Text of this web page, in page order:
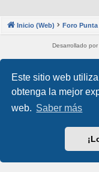
Este sitio web
obtenga la mejor
web. Saber más
Inicio (Web) Foro Punta
Desarrollado por